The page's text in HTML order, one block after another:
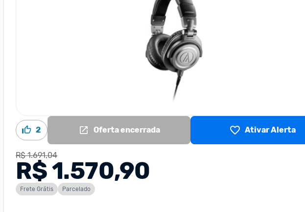
2 Oferta encerrada Ativar Alerta
R$ 1.691,04
R$ 1.570,90
Frete Grátis Parcelado